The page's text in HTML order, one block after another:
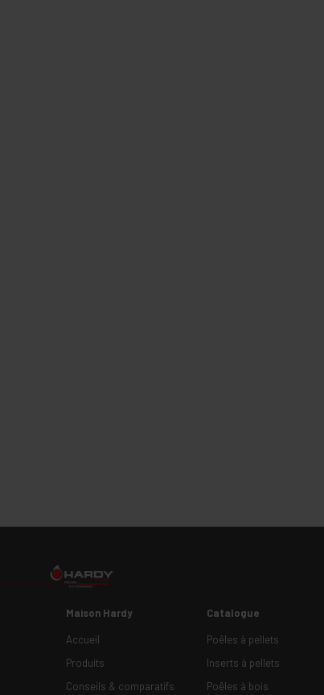
Maison Hardy
Accueil
Produits
Conseils & comparatifs
Catalogue
Poêles à pellets
Inserts à pellets
Poêles à bois